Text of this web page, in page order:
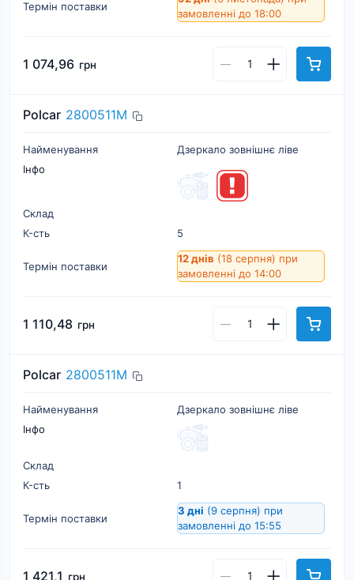
Термін поставки
замовленні до 18:00
1 074,96 грн
Polcar 2800511M
Найменування
Дзеркало зовнішнє ліве
Інфо
Склад
К-cть
5
Термін поставки
12 днів (18 серпня) при
замовленні до 14:00
1 110,48 грн
Polcar 2800511M
Найменування
Дзеркало зовнішнє ліве
Інфо
Склад
К-cть
1
Термін поставки
3 дні (9 серпня) при
замовленні до 15:55
1 421,1 грн